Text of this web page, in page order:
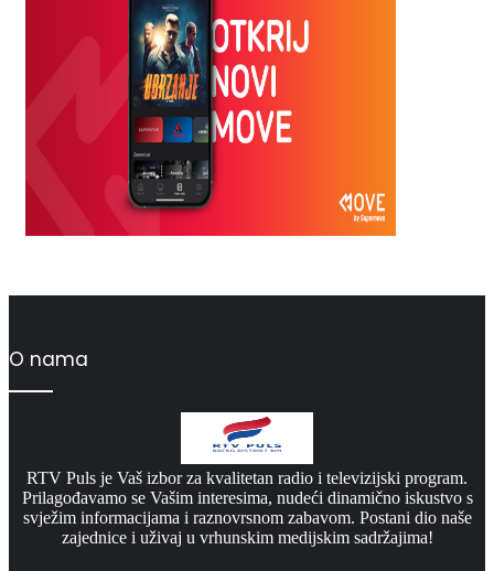
O nama
RTV Puls je Vaš izbor za kvalitetan radio i televizijski program.
Prilagođavamo se Vašim interesima, nudeći dinamično iskustvo s
svježim informacijama i raznovrsnom zabavom. Postani dio naše
zajednice i uživaj u vrhunskim medijskim sadržajima!